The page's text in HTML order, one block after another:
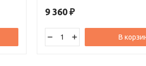
устойчивость и прочность.
9 360 ₽
В